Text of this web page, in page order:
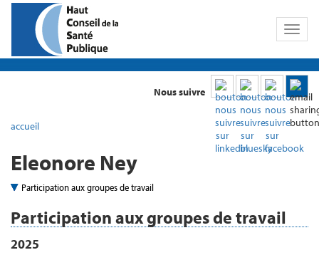
Toggle
Nous suivre
accueil
Eleonore Ney
Participation aux groupes de travail
Participation aux groupes de travail
2025